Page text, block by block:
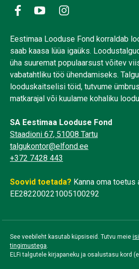
Eestimaa Looduse Fond korraldab
saab kaasa lüüa igaüks.
üha suuremat populaarsust võitev
vabatahtliku töö ühendamiseks.
looduskaitselisi töid, tutvume
matkarajal või kuulame kohaliku
SA Eestimaa Looduse Fond
Staadioni 67, 51008 Tartu
talgukontor@elfond.ee
+372 7428 443
Soovid toetada? Kanna oma toetus
EE282200221005100292
See veebileht kasutab küpsiseid. Tutvu meie
tingimustega.
ELFi talgutele kirjapaneku ja osalustasu kord